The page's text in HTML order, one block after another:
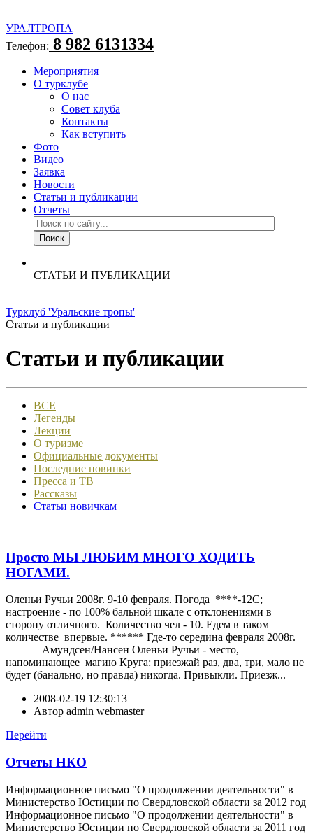
УРАЛТРОПА
Телефон: 8 982 6131334
Мероприятия
О турклубе
О нас
Совет клуба
Контакты
Как вступить
Фото
Видео
Заявка
Новости
Статьи и публикации
Отчеты
СТАТЬИ И ПУБЛИКАЦИИ
Турклуб 'Уральские тропы'
Статьи и публикации
Статьи и публикации
ВСЕ
Легенды
Лекции
О туризме
Официальные документы
Последние новинки
Пресса и ТВ
Рассказы
Статьи новичкам
Просто МЫ ЛЮБИМ МНОГО ХОДИТЬ
НОГАМИ.
Оленьи Ручьи 2008г. 9-10 февраля. Погода ****-12С;
настроение - по 100% бальной шкале с отклонениями в
сторону отличного. Количество чел - 10. Едем в таком
количестве впервые. ****** Где-то середина февраля 2008г.
Амундсен/Нансен Оленьи Ручьи - место,
напоминающее магию Круга: приезжай раз, два, три, мало не
будет (банально, но правда) никогда. Привыкли. Приезж...
2008-02-19 12:30:13
Автор admin webmaster
Перейти
Отчеты НКО
Информационное письмо "О продолжении деятельности" в
Министерство Юстиции по Свердловской области за 2012 год
Информационное письмо "О продолжении деятельности" в
Министерство Юстиции по Свердловской области за 2011 год